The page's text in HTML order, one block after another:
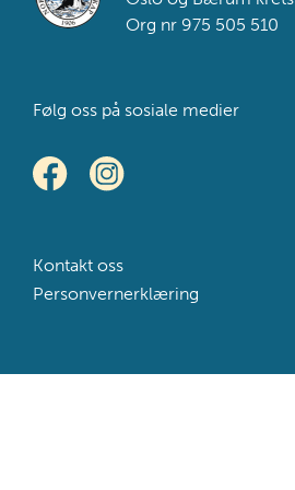
Org nr 975 505 510
Følg oss på sosiale medier
Kontakt oss
Personvernerklæring